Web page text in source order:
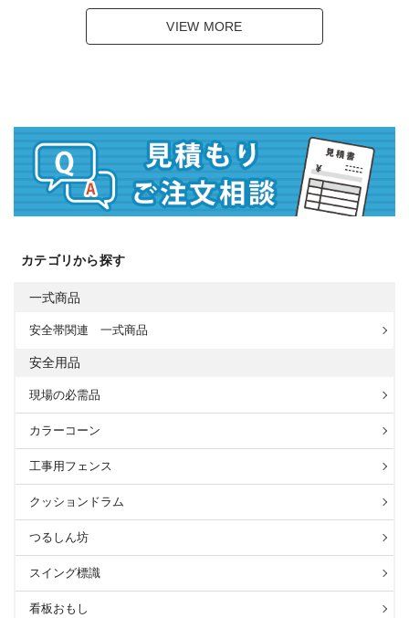
VIEW MORE
カテゴリから探す
一式商品
安全帯関連 一式商品
安全用品
現場の必需品
カラーコーン
工事用フェンス
クッションドラム
つるしん坊
スイング標識
看板おもし